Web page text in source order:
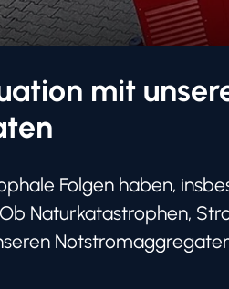
mit
Folgen haben,
Naturkatastrophen,